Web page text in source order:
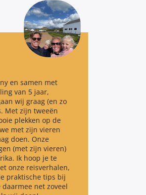
en samen met
van 5 jaar,
wij graag (en zo
Met zijn tweeën
plekken op de
met zijn vieren
doen. Onze
(met zijn vieren)
Ik hoop je te
onze reisverhalen,
praktische tips bij
net zoveel